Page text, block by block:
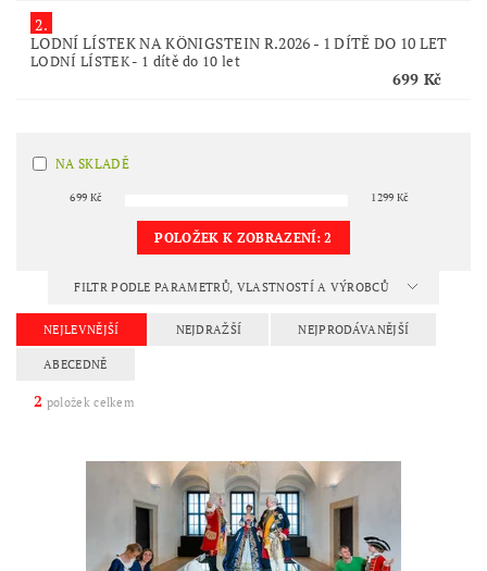
2.
LODNÍ LÍSTEK NA KÖNIGSTEIN R.2026 - 1 DÍTĚ DO 10 LET
LODNÍ LÍSTEK - 1 dítě do 10 let
699 Kč
NA SKLADĚ
699 Kč 1299 Kč
POLOŽEK K ZOBRAZENÍ:2
FILTR PODLE PARAMETRŮ, VLASTNOSTÍ A VÝROBCŮ
NEJLEVNĚJŠÍ NEJDRAŽŠÍ NEJPRODÁVANĚJŠÍ
ABECEDNĚ
2 položek celkem